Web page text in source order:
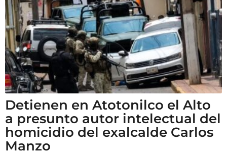
Detienen en Atotonilco el Alto
a presunto autor intelectual del
homicidio del exalcalde Carlos
Manzo